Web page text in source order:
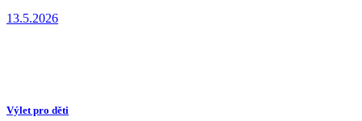
13.5.2026
Výlet pro děti